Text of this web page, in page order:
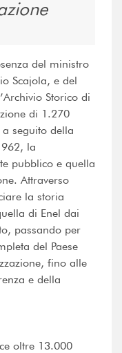
del ministro
Scajola, e del
Storico di
di 1.270
seguito della
la
pubblico e quella
Attraverso
la storia
di Enel dai
passando per
del Paese
fino alle
e della
oltre 13.000